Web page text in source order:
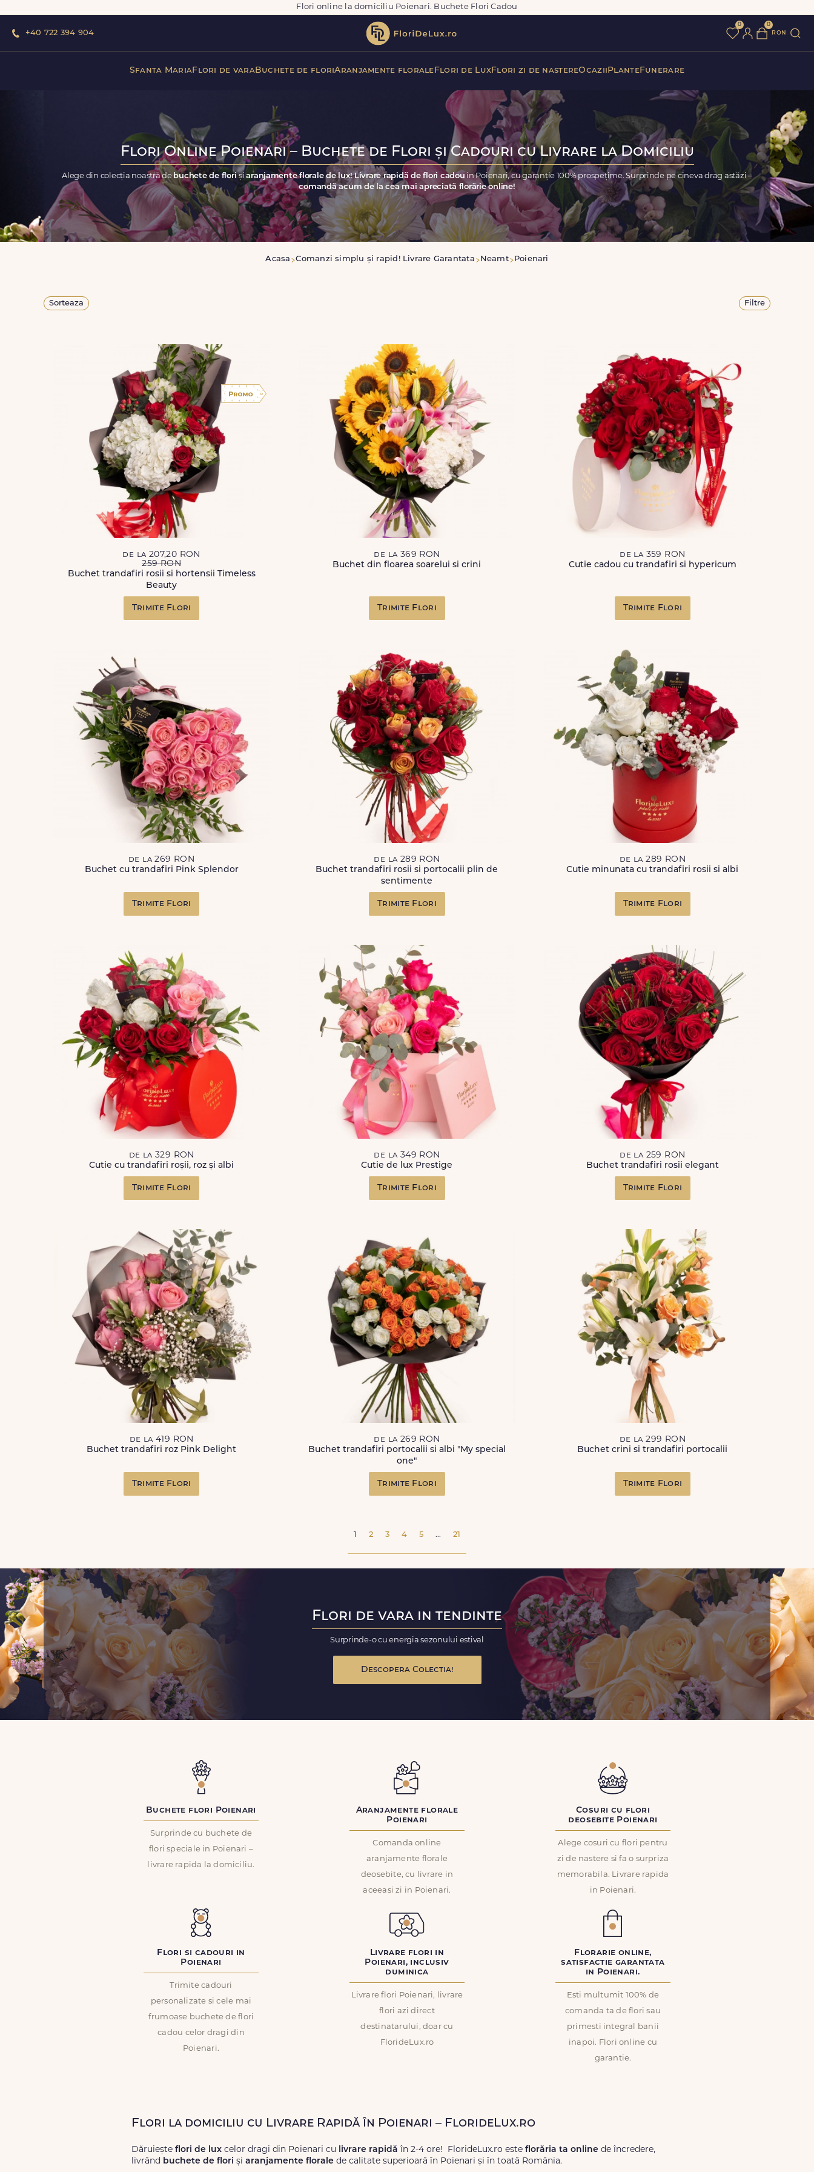
Flori online la domiciliu Poienari. Buchete Flori Cadou
+40 722 394 904
0 0
ron
Sfanta MariaFlori de varaBuchete de floriAranjamente florale Flori de LuxFlori zi de nastereOcazii PlanteFunerare
Flori Online Poienari – Buchete de Flori și Cadouri cu Livrare la Domiciliu
Alege din colecția noastră de buchete de florișiaranjamente florale de lux! Livrare rapidă de flori cadou în Poienari, cu garanție 100% prospețime. Surprinde pe cineva drag astăzi –
comandă acum de la cea mai apreciată florărie online!
Acasa Comanzi simplu și rapid! Livrare Garantata Neamt Poienari
Sorteaza Filtre
de la 207,20 RON
259 RON
Buchet trandafiri rosii si hortensii Timeless
Beauty
Trimite Flori
de la 369 RON
Buchet din floarea soarelui si crini
Trimite Flori
de la 359 RON
Cutie cadou cu trandafiri si hypericum
Trimite Flori
de la 269 RON
Buchet cu trandafiri Pink Splendor
Trimite Flori
de la 289 RON
Buchet trandafiri rosii si portocalii plin de
sentimente
Trimite Flori
de la 289 RON
Cutie minunata cu trandafiri rosii si albi
Trimite Flori
de la 329 RON
Cutie cu trandafiri roșii, roz și albi
Trimite Flori
de la 349 RON
Cutie de lux Prestige
Trimite Flori
de la 259 RON
Buchet trandafiri rosii elegant
Trimite Flori
de la 419 RON
Buchet trandafiri roz Pink Delight
Trimite Flori
de la 269 RON
Buchet trandafiri portocalii si albi "My special
one"
Trimite Flori
de la 299 RON
Buchet crini si trandafiri portocalii
Trimite Flori
1 2 3 4 5 ... 21
Flori de vara in tendinte
Surprinde-o cu energia sezonului estival
Descopera Colectia!
Buchete flori Poienari
Surprinde cu buchete de
flori speciale in Poienari –
livrare rapida la domiciliu.
Aranjamente florale
Poienari
Comanda online
aranjamente florale
deosebite, cu livrare in
aceeasi zi in Poienari.
Cosuri cu flori
deosebite Poienari
Alege cosuri cu flori pentru
zi de nastere si fa o surpriza
memorabila. Livrare rapida
in Poienari.
Flori si cadouri in
Poienari
Trimite cadouri
personalizate si cele mai
frumoase buchete de flori
cadou celor dragi din
Poienari.
Livrare flori in
Poienari, inclusiv
duminica
Livrare flori Poienari, livrare
flori azi direct
destinatarului, doar cu
FlorideLux.ro
Florarie online,
satisfactie garantata
in Poienari.
Esti multumit 100% de
comanda ta de flori sau
primesti integral banii
inapoi. Flori online cu
garantie.
Flori la domiciliu cu Livrare Rapidă în Poienari – FlorideLux.ro
Dăruiește flori de lux celor dragi din Poienari cu livrare rapidă în 2-4 ore! FlorideLux.ro este florăria ta online de încredere,
livrând buchete de flori și aranjamente florale de calitate superioară în Poienari și în toată România.